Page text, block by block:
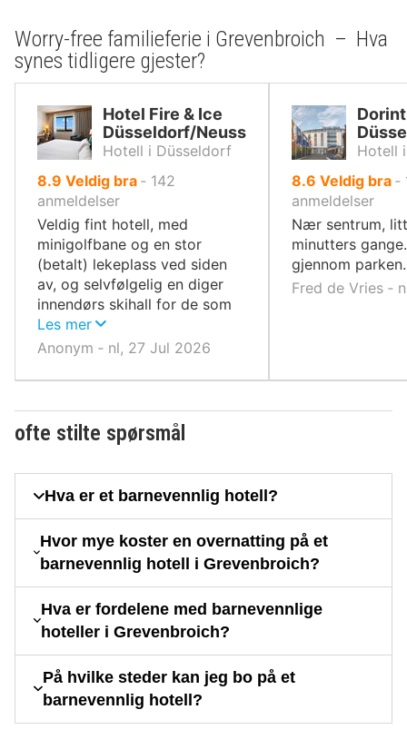
Worry-free familieferie i Grevenbroich – Hva
synes tidligere gjester?
Hotel Fire & Ice
Düsseldorf/Neuss
Hotell i Düsseldorf
8.9 av
10,
Veldig bra ‐ 142
anmeldelser
Veldig fint hotell, med
minigolfbane og en stor
(betalt) lekeplass ved siden
av, og selvfølgelig en diger
innendørs skihall for de som
liker det.
Les mer
Anonym ‐ nl, 27 Jul 2026
Hotell
8.6 av
10,
Veldig bra ‐
anmeldelser
Nær sentrum,
minutters
gjennom parken.
Fred de Vries ‐
ofte stilte spørsmål
Hva er et barnevennlig hotell?
Hvor mye koster en overnatting på et
barnevennlig hotell i Grevenbroich?
Hva er fordelene med barnevennlige
hoteller i Grevenbroich?
På hvilke steder kan jeg bo på et
barnevennlig hotell?